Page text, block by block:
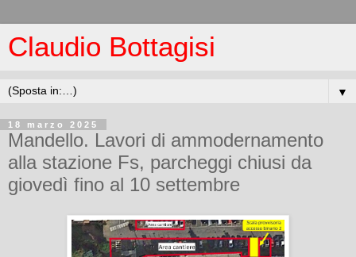
Claudio Bottagisi
▼
18 marzo 2025
Mandello. Lavori di ammodernamento
alla stazione Fs, parcheggi chiusi da
giovedì fino al 10 settembre